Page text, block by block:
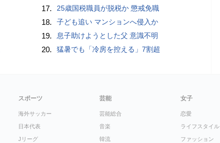
17. 25歳国税職員が脱税か 懲戒免職
18. 子ども追い マンションへ侵入か
19. 息子助けようとした父 意識不明
20. 猛暑でも「冷房を控える」7割超
スポーツ
海外サッカー
日本代表
Jリーグ
芸能
芸能総合
音楽
韓流
女子
恋愛
ライフスタイル
ファッション